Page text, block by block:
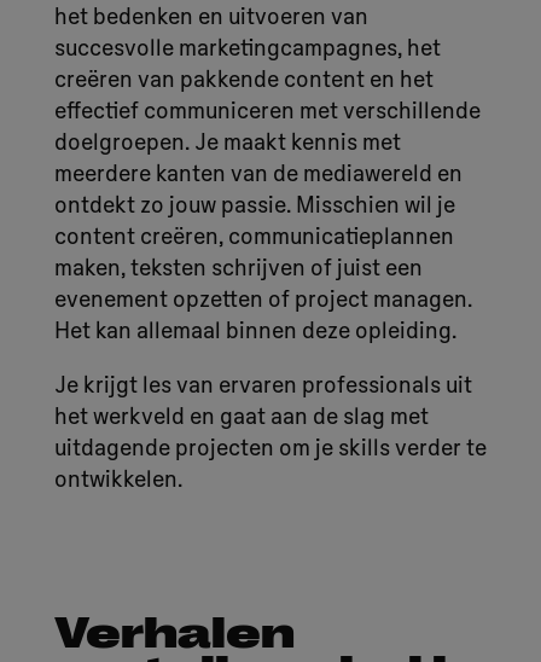
Verhalen
het bedenken en uitvoeren van
succesvolle marketingcampagnes, het
creëren van pakkende content en het
effectief communiceren met verschillende
doelgroepen. Je maakt kennis met
meerdere kanten van de mediawereld en
ontdekt zo jouw passie. Misschien wil je
content creëren, communicatieplannen
maken, teksten schrijven of juist een
evenement opzetten of project managen.
Het kan allemaal binnen deze opleiding.
Je krijgt les van ervaren professionals uit
het werkveld en gaat aan de slag met
uitdagende projecten om je skills verder te
ontwikkelen.